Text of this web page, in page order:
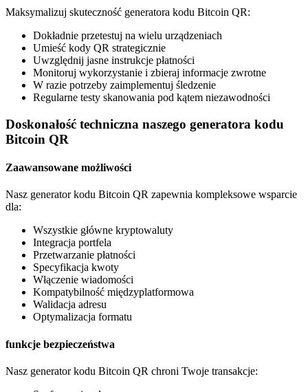
Maksymalizuj skuteczność generatora kodu Bitcoin QR:
Dokładnie przetestuj na wielu urządzeniach
Umieść kody QR strategicznie
Uwzględnij jasne instrukcje płatności
Monitoruj wykorzystanie i zbieraj informacje zwrotne
W razie potrzeby zaimplementuj śledzenie
Regularne testy skanowania pod kątem niezawodności
Doskonałość techniczna naszego generatora kodu
Bitcoin QR
Zaawansowane możliwości
Nasz generator kodu Bitcoin QR zapewnia kompleksowe wsparcie
dla:
Wszystkie główne kryptowaluty
Integracja portfela
Przetwarzanie płatności
Specyfikacja kwoty
Włączenie wiadomości
Kompatybilność międzyplatformowa
Walidacja adresu
Optymalizacja formatu
funkcje bezpieczeństwa
Nasz generator kodu Bitcoin QR chroni Twoje transakcje: